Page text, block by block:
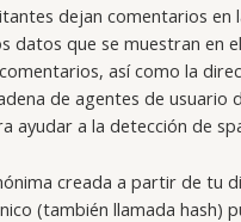
dejan comentarios en
datos que se muestran en el
así como la
de agentes de usuario
ayudar a la detección de
creada a partir de tu
(también llamada hash)